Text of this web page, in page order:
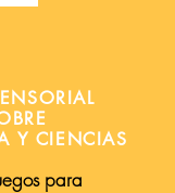
Y CIENCIAS
para